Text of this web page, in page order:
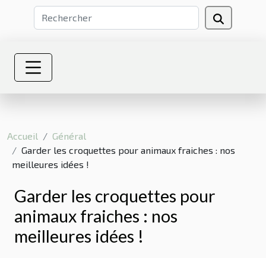
Accueil
Général
Garder les croquettes pour animaux fraiches : nos
meilleures idées !
Garder les croquettes pour
animaux fraiches : nos
meilleures idées !